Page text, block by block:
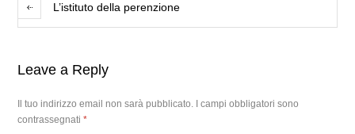
L’istituto della perenzione
Leave a Reply
Il tuo indirizzo email non sarà pubblicato.
I campi obbligatori sono
contrassegnati*